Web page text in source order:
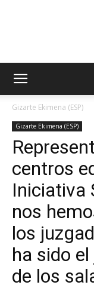
Gizarte Ekimena (ESP)
Gizarte Ekimena (ESP)
centros
Iniciativa
nos
los
ha sido
de los